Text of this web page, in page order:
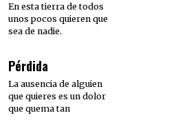
En esta tierra de todos
unos pocos quieren que
sea de nadie.
Pérdida
La ausencia de alguien
que quieres es un dolor
que quema tan